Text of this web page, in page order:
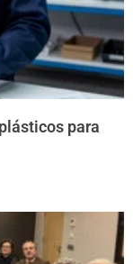
para